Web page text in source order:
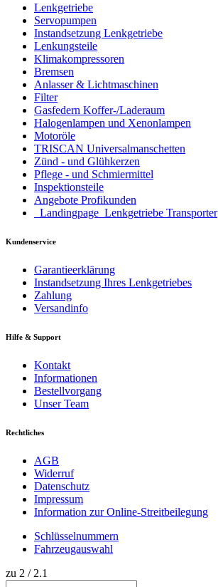
Lenkgetriebe
Servopumpen
Instandsetzung Lenkgetriebe
Lenkungsteile
Klimakompressoren
Bremsen
Anlasser & Lichtmaschinen
Filter
Gasfedern Koffer-/Laderaum
Halogenlampen und Xenonlampen
Motoröle
TRISCAN Universalmanschetten
Zünd - und Glühkerzen
Pflege - und Schmiermittel
Inspektionsteile
Angebote Profikunden
_Landingpage_Lenkgetriebe Transporter
Kundenservice
Garantieerklärung
Instandsetzung Ihres Lenkgetriebes
Zahlung
Versandinfo
Hilfe & Support
Kontakt
Informationen
Bestellvorgang
Unser Team
Rechtliches
AGB
Widerruf
Datenschutz
Impressum
Information zur Online-Streitbeilegung
Schlüsselnummern
Fahrzeugauswahl
zu 2 / 2.1